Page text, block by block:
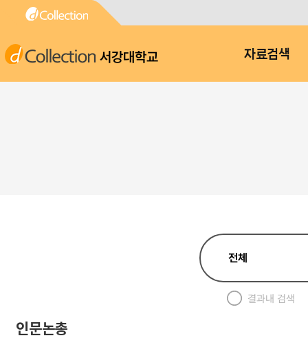
서강대학교 자료검색
결과내 검색
인문논총